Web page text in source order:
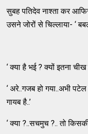
सुबह पतिदेव नाश्ता कर
उसने जोरों से चिल्लाया- ‘
‘ क्या है भई ? क्यों इतना चीख
‘ अरे..गजब हो गया..अभी
गायब है..’
‘ क्या ?..सचमुच ?.. तो